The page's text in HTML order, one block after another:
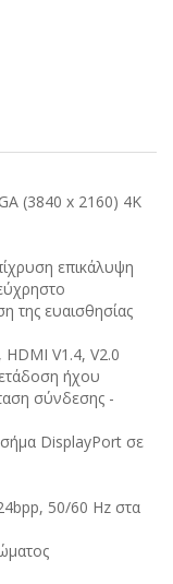
(3840 x 2160) 4K
επικάλυψη
της ευαισθησίας
V1.4, V2.0
ήχου
σύνδεσης -
σήμα DisplayPort σε
50/60 Hz στα